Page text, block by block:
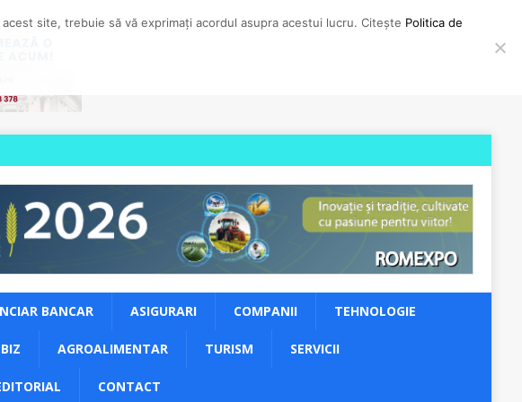
BANCAR ASIGURARI COMPANII TEHNOLOGIE
AGROALIMENTAR TURISM SERVICII
CONTACT
site, trebuie să vă exprimați acordul asupra acestui lucru. Citește Politica de